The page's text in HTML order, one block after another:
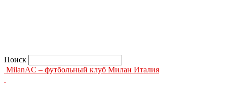
Поиск
MilanAC – футбольный клуб Милан Италия